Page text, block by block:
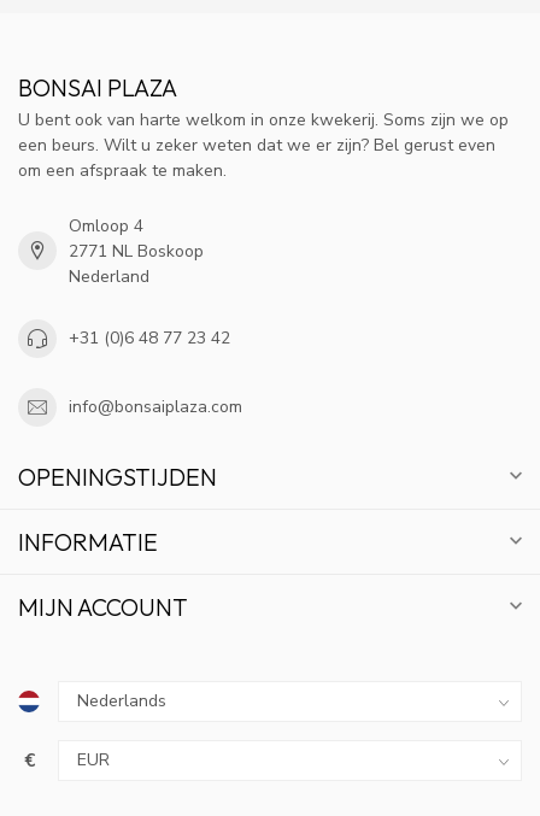
BONSAI PLAZA
U bent ook van harte welkom in onze kwekerij. Soms zijn we op
een beurs. Wilt u zeker weten dat we er zijn? Bel gerust even
om een afspraak te maken.
Omloop 4
2771 NL Boskoop
Nederland
+31 (0)6 48 77 23 42
info@bonsaiplaza.com
OPENINGSTIJDEN
INFORMATIE
MIJN ACCOUNT
€